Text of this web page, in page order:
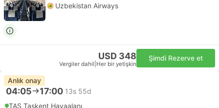
Uzbekistan Airways
USD 348
Vergiler dahil Her bir yetişkin
Şimdi Rezerve et
Anlık onay
04:05 17:00 13s 55d
TAS Taşkent Havaalanı